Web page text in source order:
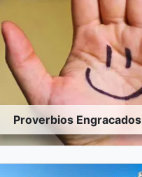
Proverbios Engracados